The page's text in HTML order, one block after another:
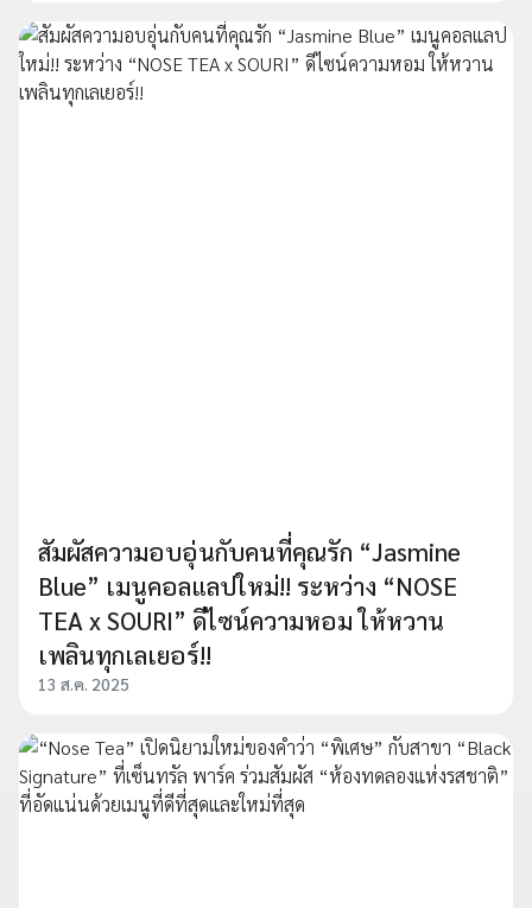
สัมผัสความอบอุ่นกับคนที่คุณรัก “Jasmine
Blue” เมนูคอลแลปใหม่!! ระหว่าง “NOSE
TEA x SOURI” ดีไซน์ความหอม ให้หวาน
เพลินทุกเลเยอร์!!
13 ส.ค. 2025